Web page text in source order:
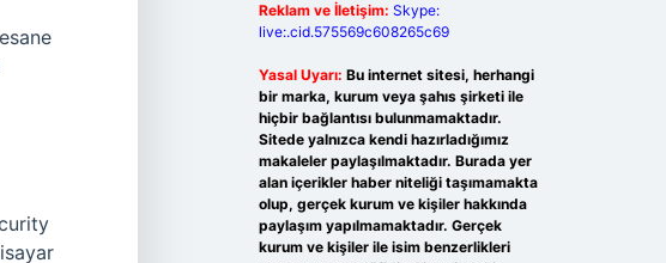
Reklam ve İletişim: Skype:
live:.cid.575569c608265c69
Yasal Uyarı: Bu internet sitesi, herhangi
bir marka, kurum veya şahıs şirketi ile
hiçbir bağlantısı bulunmamaktadır.
Sitede yalnızca kendi hazırladığımız
makaleler paylaşılmaktadır. Burada yer
alan içerikler haber niteliği taşımamakta
olup, gerçek kurum ve kişiler hakkında
paylaşım yapılmamaktadır. Gerçek
kurum ve kişiler ile isim benzerlikleri